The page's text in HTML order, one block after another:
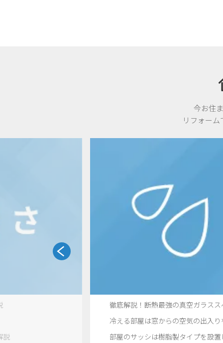
今お住
リフォー
説
徹底解説！断熱最強の真空ガラス
冷える部屋は窓からの空気の出入
部屋のサッシは樹脂製タイプを設